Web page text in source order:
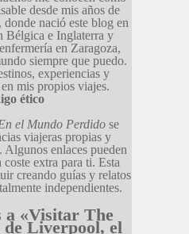
desde mis años de
donde nació este blog en
Bélgica e Inglaterra y
en Zaragoza,
siempre que puedo.
experiencias y
mis propios viajes.
ético
el Mundo Perdido se
viajeras propias y
Algunos enlaces pueden
extra para ti. Esta
creando guías y relatos
independientes.
a «Visitar The
de Liverpool, el